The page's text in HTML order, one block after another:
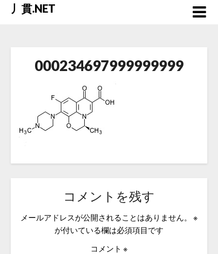
Skip丿貫.NET
000234697999999999
コメントを残す
メールアドレスが公開されることはありません。
※
が付いている欄は必須項目です
コメント ※